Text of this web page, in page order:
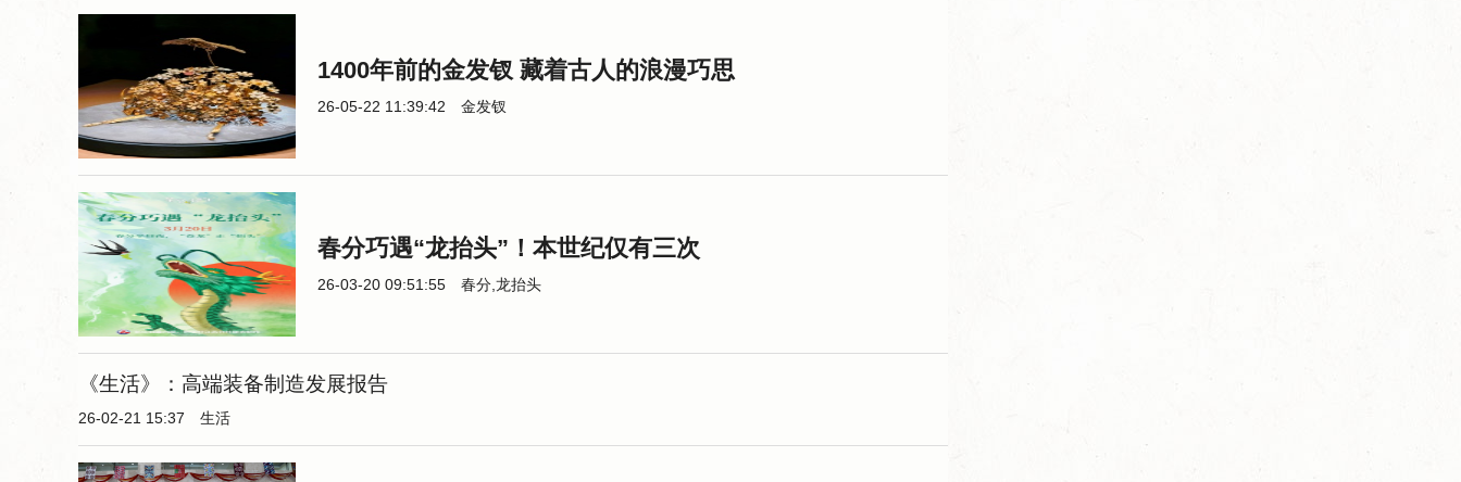
1400年前的金发钗 藏着古人的浪漫巧思
26-05-22 11:39:42 金发钗
春分巧遇“龙抬头”！本世纪仅有三次
26-03-20 09:51:55 春分,龙抬头
《生活》：高端装备制造发展报告
26-02-21 15:37 生活